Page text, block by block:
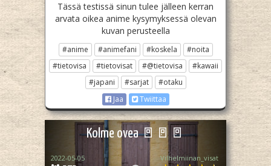
Tässä testissä sinun tulee jälleen kerran
arvata oikea anime kysymyksessä olevan
kuvan perusteella
#anime #animefani #koskela
#noita
#tietovisa
#tietovisat #@tietovisa
#kawaii
#japani
#sarjat
#otaku
Jaa
Twiittaa
Kolme ovea 🚪🚪🚪
2022-05-05 Vilhelmiinan_visat